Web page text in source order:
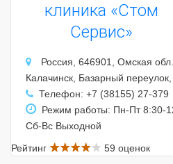
клиника «Стом
Сервис»
Россия, 646901, Омская
Калачинск, Базарный
Телефон: +7 (38155) 27-379
Режим работы: Пн-Пт 8:30-
Сб-Вс Выходной
Рейтинг
59 оценок